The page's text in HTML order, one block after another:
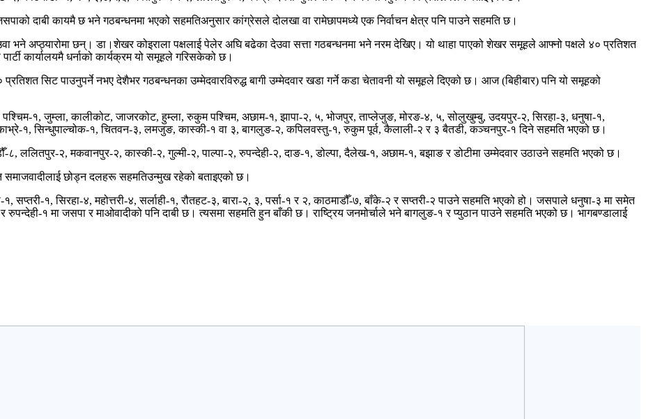
दाबी कायमै छ भने गठबन्धनमा भएको सहमतिअनुसार कांग्रेसले दोलखा वा रामेछापमध्ये एक निर्वाचन क्षेत्र पनि पाउने सहमति छ।
भने अप्ठ्यारोमा छन्। डा।शेखर कोइराला पक्षलाई पेलेर अघि बढेका देउवा सत्ता गठबन्धनमा भने नरम देखिए। यो थाहा पाएको शेखर समूहले आफ्नो पक्षले ४० प्रतिशत
कार्यालयमै धर्नाको कार्यक्रम यो समूहले गरिसकेको छ।
सिट पाउनुपर्ने नभए देशैभर गठबन्धनका उम्मेदवारविरुद्ध बागी उम्मेदवार खडा गर्ने कडा चेतावनी यो समूहले दिएको छ। आज (बिहीबार) पनि यो समूहको
पश्चिम-१, जुम्ला, कालीकोट, जाजरकोट, हुम्ला, रुकुम पश्चिम, अछाम-१, झापा-२, ५, भोजपुर, ताप्लेजुङ, मोरङ-४, ५, सोलुखुम्बु, उदयपुर-२, सिरहा-३, धनुषा-१,
काभ्रे-१, सिन्धुपाल्चोक-१, चितवन-३, लमजुङ, कास्की-१ वा ३, बागलुङ-२, कपिलवस्तु-१, रुकुम पूर्व, कैलाली-२ र ३ बैतडी, कञ्चनपुर-१ दिने सहमति भएको छ।
८, ललितपुर-२, मकवानपुर-२, कास्की-२, गुल्मी-२, पाल्पा-२, रुपन्देही-२, दाङ-१, डोल्पा, दैलेख-१, अछाम-१, बझाङ र डोटीमा उम्मेदवार उठाउने सहमति भएको छ।
समाजवादीलाई छोड्न दलहरू सहमतिउन्मुख रहेको बताइएको छ।
१, सिरहा-४, महोत्तरी-४, सर्लाही-१, रौतहट-३, बारा-२, ३, पर्सा-१ र २, काठमाडौँ-७, बाँके-२ र सप्तरी-२ पाउने सहमति भएको हो। जसपाले धनुषा-३ मा समेत
रुपन्देही-१ मा जसपा र माओवादीको पनि दाबी छ। त्यसमा सहमति हुन बाँकी छ। राष्ट्रिय जनमोर्चाले भने बागलुङ-१ र प्युठान पाउने सहमति भएको छ। भागबण्डालाई